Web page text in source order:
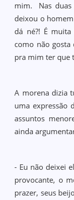
mim. Nas duas
deixou o
dá né?! É
como não gosta
pra mim ter que
A morena dizia
uma expressão
assuntos
ainda
- Eu não deixei
provocante, o
prazer, seus